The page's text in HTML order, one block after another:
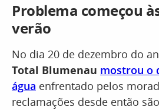
Problema começou
verão
No dia 20 de dezembro do
Total Blumenau mostrou o
água enfrentado pelos
reclamações desde então